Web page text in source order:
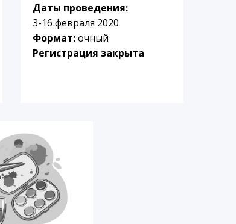
Даты проведения:
3-16 февраля 2020
Формат:очный
Регистрация закрыта